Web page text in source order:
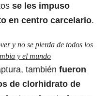
se les impuso
en centro carcelario.
y no se pierda de todos los
y el mundo
también fueron
de clorhidrato de